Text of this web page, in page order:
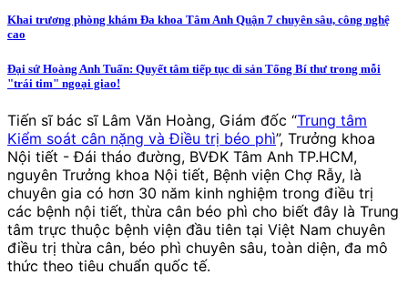
Khai trương phòng khám Đa khoa Tâm Anh Quận 7 chuyên sâu, công nghệ
cao
Đại sứ Hoàng Anh Tuấn: Quyết tâm tiếp tục di sản Tổng Bí thư trong mỗi
"trái tim" ngoại giao!
Tiến sĩ bác sĩ Lâm Văn Hoàng, Giám đốc “Trung tâm
Kiểm soát cân nặng và Điều trị béo phì”, Trưởng khoa
Nội tiết - Đái tháo đường, BVĐK Tâm Anh TP.HCM,
nguyên Trưởng khoa Nội tiết, Bệnh viện Chợ Rẫy, là
chuyên gia có hơn 30 năm kinh nghiệm trong điều trị
các bệnh nội tiết, thừa cân béo phì cho biết đây là Trung
tâm trực thuộc bệnh viện đầu tiên tại Việt Nam chuyên
điều trị thừa cân, béo phì chuyên sâu, toàn diện, đa mô
thức theo tiêu chuẩn quốc tế.